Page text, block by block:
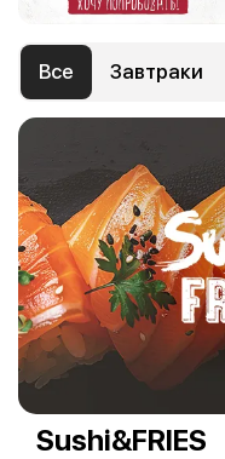
Все Завтраки
Sushi&FRIES